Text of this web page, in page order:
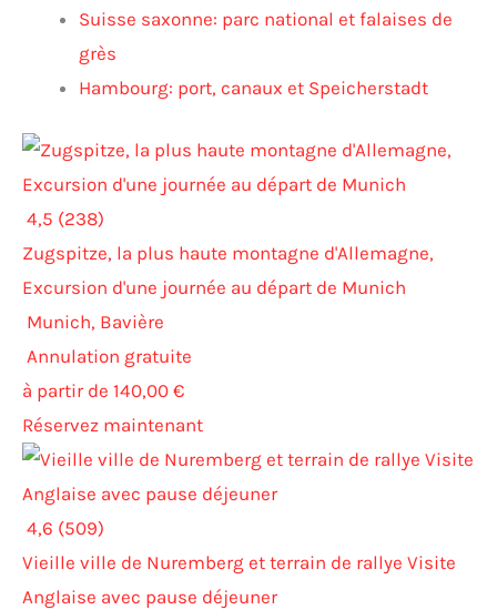
Suisse saxonne: parc national et falaises de
grès
Hambourg: port, canaux et Speicherstadt
4,5 (238)
Zugspitze, la plus haute montagne d'Allemagne,
Excursion d'une journée au départ de Munich
Munich, Bavière
Annulation gratuite
à partir de 140,00 €
Réservez maintenant
4,6 (509)
Vieille ville de Nuremberg et terrain de rallye Visite
Anglaise avec pause déjeuner